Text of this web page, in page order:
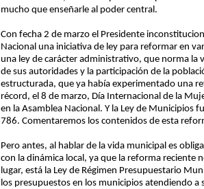
mucho que enseñarle al poder central.
Con fecha 2 de marzo el Presidente
Nacional una iniciativa de ley para reformar en
una ley de carácter administrativo, que norma la
de sus autoridades y la participación de la
estructurada, que ya había experimentado una
récord, el 8 de marzo, Día Internacional de la
en la Asamblea Nacional. Y la Ley de Municipios
786. Comentaremos los contenidos de esta
Pero antes, al hablar de la vida municipal es
con la dinámica local, ya que la reforma reciente
lugar, está la Ley de Régimen Presupuestario
los presupuestos en los municipios atendiendo